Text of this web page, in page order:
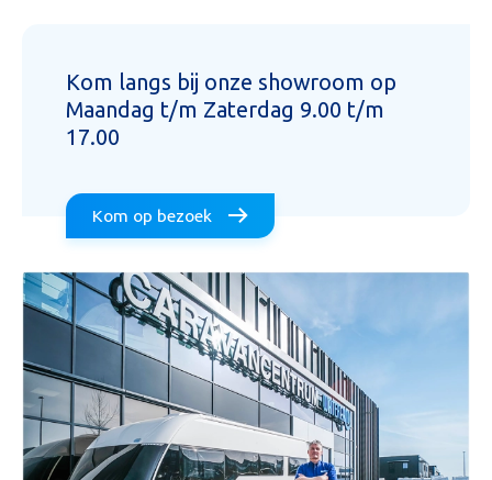
Kom langs bij onze showroom op
Maandag t/m Zaterdag 9.00 t/m
17.00
Kom op bezoek